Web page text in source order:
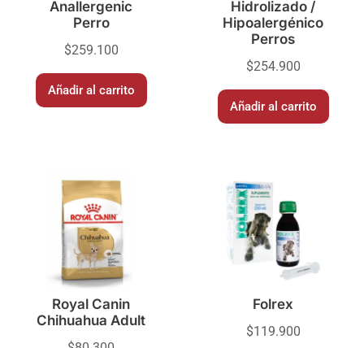
Anallergenic
Perro
$259.100
Añadir al carrito
Hidrolizado /
Hipoalergénico
Perros
$254.900
Añadir al carrito
Royal Canin
Chihuahua Adult
Folrex
$119.900